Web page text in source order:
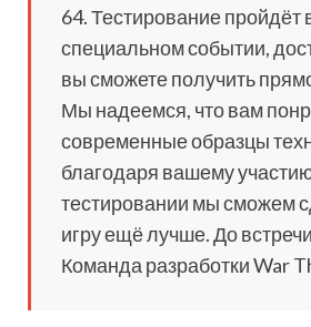
64. Тестирование пройдёт
специальном событии,
вы сможете получить
Мы надеемся, что вам
современные образцы
благодаря вашему
тестировании мы сможем
игру ещё лучше. До
Команда разработки War